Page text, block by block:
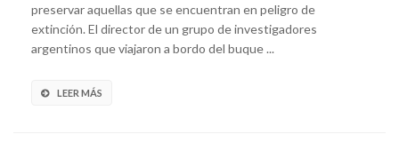
preservar aquellas que se encuentran en peligro de
extinción. El director de un grupo de investigadores
argentinos que viajaron a bordo del buque ...
LEER MÁS